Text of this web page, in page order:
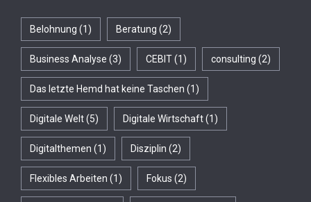
Belohnung (1) Beratung (2)
Business Analyse (3) CEBIT(1) consulting (2)
Das letzte Hemd hat keine Taschen (1)
Digitale Welt(5) Digitale Wirtschaft(1)
Digitalthemen (1) Disziplin (2)
Flexibles Arbeiten (1) Fokus (2)